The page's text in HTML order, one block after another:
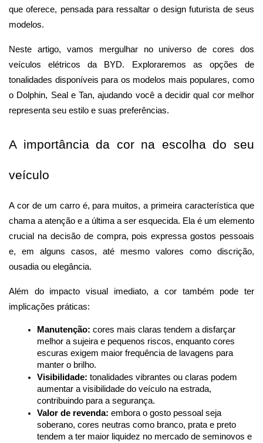
que oferece, pensada para ressaltar o design futurista de seus
modelos.
Neste artigo, vamos mergulhar no universo de cores dos
veículos elétricos da BYD. Exploraremos as opções de
tonalidades disponíveis para os modelos mais populares, como
o Dolphin, Seal e Tan, ajudando você a decidir qual cor melhor
representa seu estilo e suas preferências.
A importância da cor na escolha do seu
veículo
A cor de um carro é, para muitos, a primeira característica que
chama a atenção e a última a ser esquecida. Ela é um elemento
crucial na decisão de compra, pois expressa gostos pessoais
e, em alguns casos, até mesmo valores como discrição,
ousadia ou elegância.
Além do impacto visual imediato, a cor também pode ter
implicações práticas:
Manutenção: cores mais claras tendem a disfarçar
melhor a sujeira e pequenos riscos, enquanto cores
escuras exigem maior frequência de lavagens para
manter o brilho.
Visibilidade: tonalidades vibrantes ou claras podem
aumentar a visibilidade do veículo na estrada,
contribuindo para a segurança.
Valor de revenda: embora o gosto pessoal seja
soberano, cores neutras como branco, prata e preto
tendem a ter maior liquidez no mercado de seminovos e